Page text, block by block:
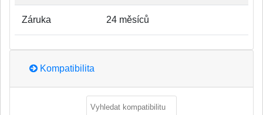
Záruka 24 měsíců
Kompatibilita